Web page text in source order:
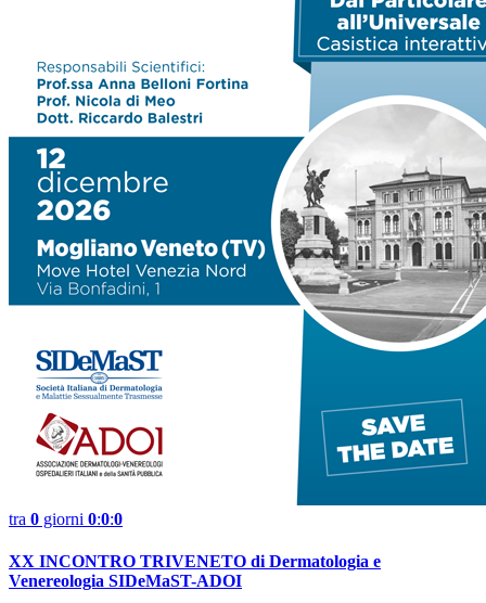
tra 0 giorni 0:0:0
XX INCONTRO TRIVENETO di Dermatologia e
Venereologia SIDeMaST-ADOI